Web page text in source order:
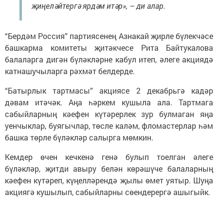
җиңеләйтергә ярдәм итәр», – ди алар.
“Бердәм Россия” партиясенең Азнакай җирле бүлекчәсе
башкарма комитеты җитәкчесе Рита Байтукалова
балаларга дигән бүләкләрне кабул итеп, әлеге акциядә
катнашучыларга рәхмәт белдерде.
“Батырлык тартмасы” акциясе 2 декабрьгә кадәр
дәвам итәчәк. Аңа һәркем кушыла ала. Тартмага
сабыйларның кәефен күтәрерлек зур булмаган яңа
уенчыклар, буягычлар, төсле каләм, фломастерлар һәм
башка төрле бүләкләр салырга мөмкин.
Кемдер өчен кечкенә генә булып тоелган әлеге
бүләкләр, җитди авыру белән көрәшүче балаларның
кәефен күтәреп, күңелләрендә җылы өмет уятыр. Шуңа
акциягә кушылып, сабыйларны сөендерергә ашыгыйк.